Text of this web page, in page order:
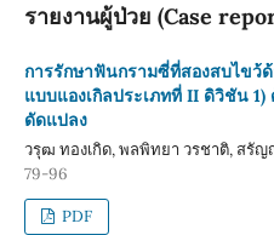
รายงานผู้ป่วย (Case
การรักษาฟันกรามซี่ที่สองสบไขว้
แบบแองเกิลประเภทที่ II ดิวิชัน
ดัดแปลง
วรุฒ ทองเกิด, พลพิทยา วรชาติ, สรัญ
79-96
PDF